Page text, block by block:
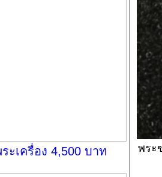
ะเครื่อง 4,500 บาท พระ